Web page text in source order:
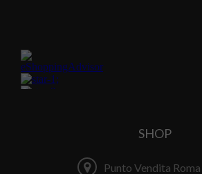
SHOP
Punto Vendita Roma